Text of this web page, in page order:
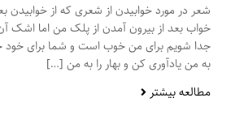
شعر در مورد خوابیدن از شعری که از خوابیدن
خواب بعد از بیرون آمدن از پلک من اما اشک
جدا شویم برای من خوب است و شما برای خود
به من یادآوری کن و بهار را به من […]
مطالعه بیشتر